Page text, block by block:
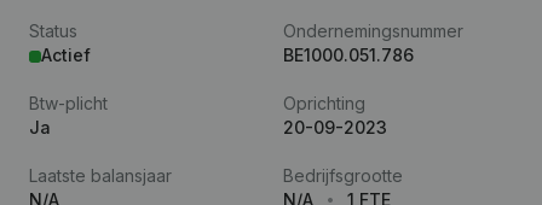
Status
Actief
Ondernemingsnummer
BE1000.051.786
Btw-plicht
Ja
Oprichting
20-09-2023
Laatste balansjaar
N/A
Bedrijfsgrootte
N/A
1 FTE